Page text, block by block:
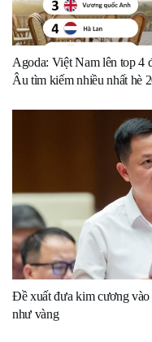
Agoda: Việt Nam lên top 4
Âu tìm kiếm nhiều nhất hè
Đề xuất đưa kim cương vào
như vàng